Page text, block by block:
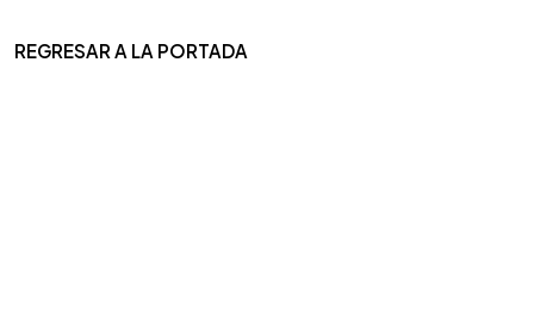
REGRESAR A LA PORTADA